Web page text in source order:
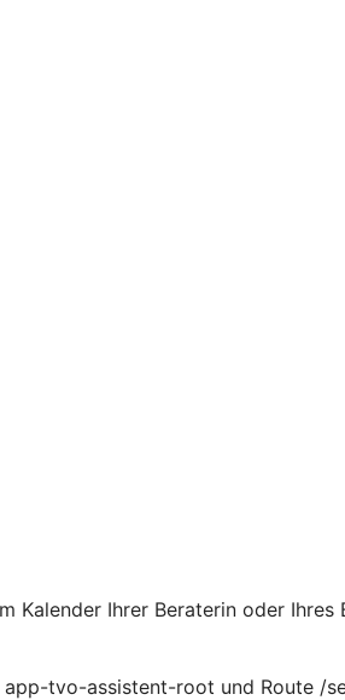
Ihrer Beraterin oder Ihres
tvo-assistent-root und Route